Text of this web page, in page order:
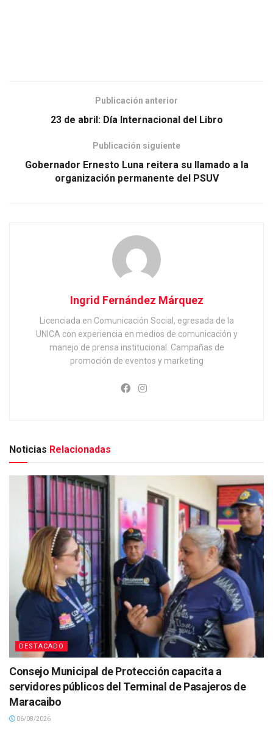
Publicación anterior
23 de abril: Día Internacional del Libro
Publicación siguiente
Gobernador Ernesto Luna reitera su llamado a la
organización permanente del PSUV
Ingrid Fernández Márquez
Licenciada en Comunicación Social, egresada de la
UNICA con experiencia en medios de comunicación y
manejo de prensa institucional. Campañas de
promoción de eventos y marketing
Noticias Relacionadas
DESTACADO
Consejo Municipal de Protección capacita a
servidores públicos del Terminal de Pasajeros de
Maracaibo
06/08/2026